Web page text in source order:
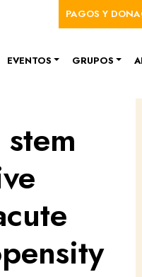
principalMenú
PAGOS Y
EVENTOS GRUPOS